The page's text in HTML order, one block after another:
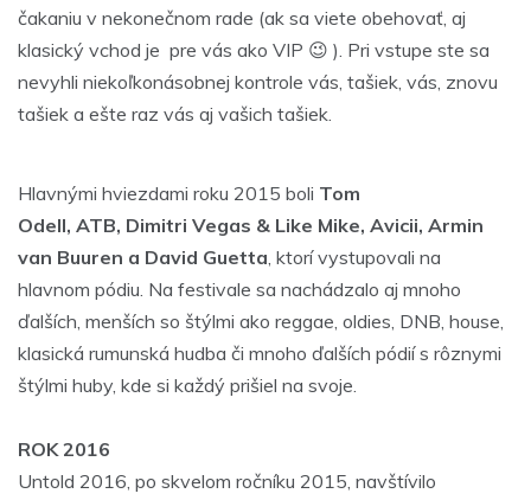
čakaniu v nekonečnom rade (ak sa viete obehovať, aj
klasický vchod je pre vás ako VIP 😉 ). Pri vstupe ste sa
nevyhli niekoľkonásobnej kontrole vás, tašiek, vás, znovu
tašiek a ešte raz vás aj vašich tašiek.
Hlavnými hviezdami roku 2015 boli Tom
Odell, ATB, Dimitri Vegas & Like Mike, Avicii, Armin
van Buuren a David Guetta, ktorí vystupovali na
hlavnom pódiu. Na festivale sa nachádzalo aj mnoho
ďalších, menších so štýlmi ako reggae, oldies, DNB, house,
klasická rumunská hudba či mnoho ďalších pódií s rôznymi
štýlmi huby, kde si každý prišiel na svoje.
ROK 2016
Untold 2016, po skvelom ročníku 2015, navštívilo